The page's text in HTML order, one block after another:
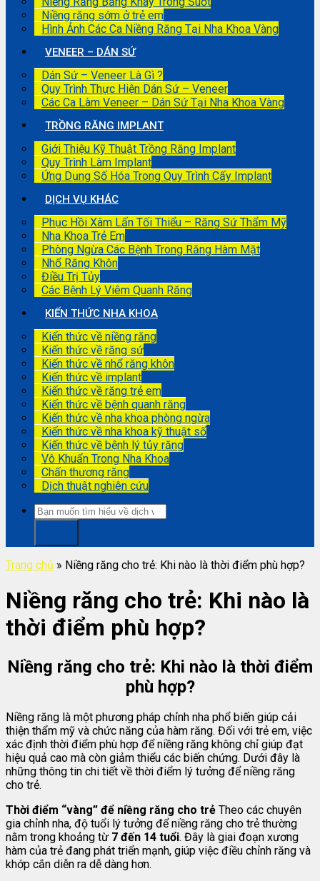
Niềng răng sớm ở trẻ em
Hình Ảnh Các Ca Niềng Răng Tại Nha Khoa Vàng
VENEER – DÁN SỨ
Dán Sứ – Veneer Là Gì ?
Quy Trình Thực Hiện Dán Sứ – Veneer
Các Ca Làm Veneer – Dán Sứ Tại Nha Khoa Vàng
TRỒNG RĂNG IMPLANT
Giới Thiệu Kỹ Thuật Trồng Răng Implant
Quy Trình Làm Implant
Ứng Dụng Số Hóa Trong Quy Trình Cấy Implant
DỊCH VỤ KHÁC
Phục Hồi Xâm Lấn Tối Thiểu – Răng Sứ Thẩm Mỹ
Nha Khoa Trẻ Em
Phòng Ngừa Các Bệnh Trong Răng Hàm Mặt
Nhổ Răng Khôn
Điều Trị Tủy
Các Bệnh Lý Viêm Quanh Răng
KIẾN THỨC NHA KHOA
Kiến thức về niềng răng
Kiến thức về răng sứ
Kiến thức về nhổ răng khôn
Kiến thức về implant
Kiến thức về răng trẻ em
Kiến thức về bệnh quanh răng
Kiến thức về nha khoa phòng ngừa
Kiến thức về nha khoa kỹ thuật số
Kiến thức về bệnh lý tủy răng
Vô Khuẩn Trong Nha Khoa
Chấn thương răng
Dịch thuật nghiên cứu
Trang chủ » Niềng răng cho trẻ: Khi nào là thời điểm phù hợp?
Niềng răng cho trẻ: Khi nào là
thời điểm phù hợp?
Niềng răng cho trẻ: Khi nào là thời điểm
phù hợp?
Niềng răng là một phương pháp chỉnh nha phổ biến giúp cải
thiện thẩm mỹ và chức năng của hàm răng. Đối với trẻ em, việc
xác định thời điểm phù hợp để niềng răng không chỉ giúp đạt
hiệu quả cao mà còn giảm thiểu các biến chứng. Dưới đây là
những thông tin chi tiết về thời điểm lý tưởng để niềng răng
cho trẻ.
Thời điểm “vàng” để niềng răng cho trẻ Theo các chuyên
gia chỉnh nha, độ tuổi lý tưởng để niềng răng cho trẻ thường
nằm trong khoảng từ 7 đến 14 tuổi. Đây là giai đoạn xương
hàm của trẻ đang phát triển mạnh, giúp việc điều chỉnh răng và
khớp cắn diễn ra dễ dàng hơn.